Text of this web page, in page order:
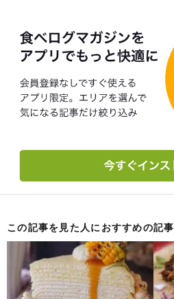
この記事を見た人におすすめの記事